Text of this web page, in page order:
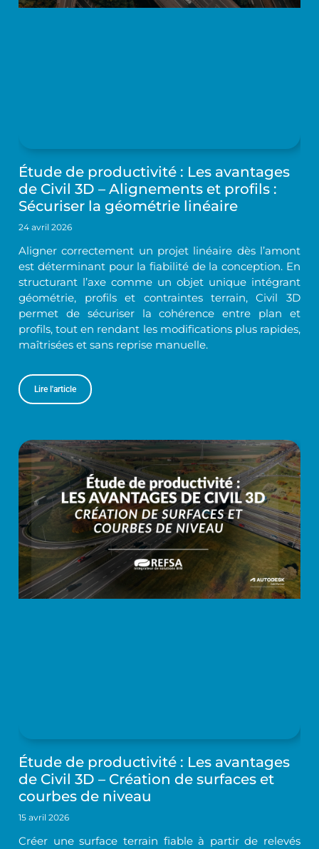
Étude de productivité : Les avantages
de Civil 3D – Alignements et profils :
Sécuriser la géométrie linéaire
24 avril 2026
Aligner correctement un projet linéaire dès l’amont
est déterminant pour la fiabilité de la conception. En
structurant l’axe comme un objet unique intégrant
géométrie, profils et contraintes terrain, Civil 3D
permet de sécuriser la cohérence entre plan et
profils, tout en rendant les modifications plus rapides,
maîtrisées et sans reprise manuelle.
Lire l'article
Étude de productivité : Les avantages
de Civil 3D – Création de surfaces et
courbes de niveau
15 avril 2026
Créer une surface terrain fiable à partir de relevés